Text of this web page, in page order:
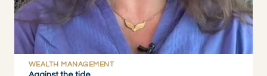
WEALTH MANAGEMENT